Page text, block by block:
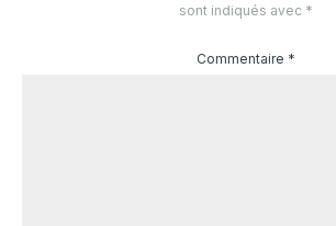
sont indiqués avec *
Commentaire *